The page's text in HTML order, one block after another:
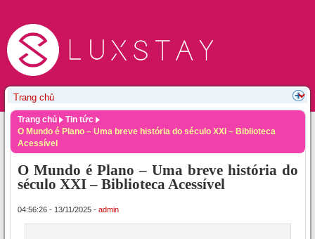
Trang chủ
Tin tức
O Mundo é Plano – Uma breve história do século XXI – Biblioteca
Acessível
O Mundo é Plano – Uma breve história do
século XXI – Biblioteca Acessível
04:56:26 - 13/11/2025 - admin